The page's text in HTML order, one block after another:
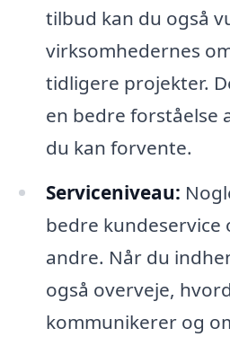
tilbud kan du også
virksomhedernes
tidligere projekter.
en bedre forståelse
du kan forvente.
Serviceniveau:
bedre kundeservice
andre. Når du
også overveje,
kommunikerer og